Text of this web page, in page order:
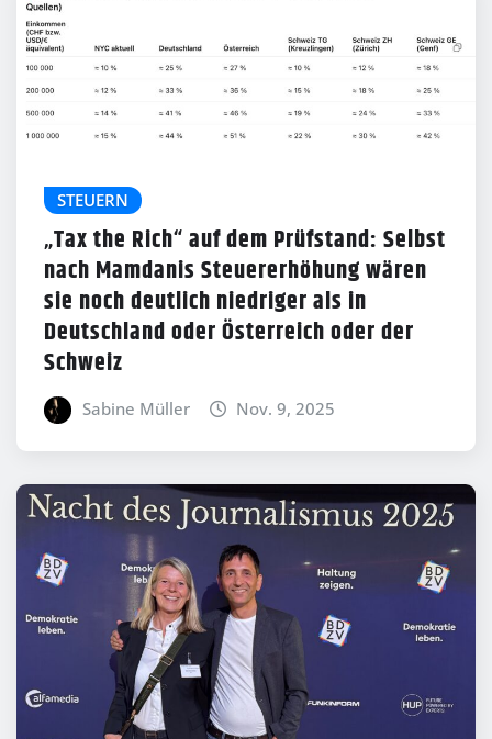
STEUERN
„Tax the Rich“ auf dem Prüfstand: Selbst
nach Mamdanis Steuererhöhung wären
sie noch deutlich niedriger als in
Deutschland oder Österreich oder der
Schweiz
Sabine Müller Nov. 9, 2025